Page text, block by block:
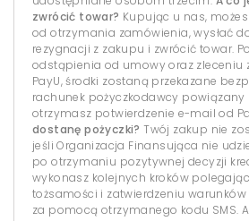
zwrócić towar? Kupując u nas,
od otrzymania zamówienia, wysłać
rezygnacji z zakupu i zwrócić towar.
odstąpienia od umowy oraz zleceniu
PayU, środki zostaną przekazane
rachunek pożyczkodawcy powiązany
otrzymasz potwierdzenie e-mail od
dostanę pożyczki? Twój zakup nie
jeśli Organizacja Finansująca nie
po otrzymaniu pozytywnej decyzji
wykonasz kolejnych kroków
tożsamości i zatwierdzeniu
za pomocą otrzymanego kodu SMS.